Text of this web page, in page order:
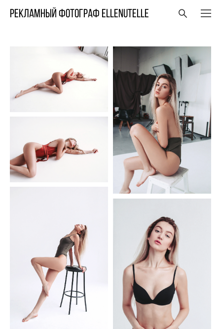
Рекламный фотограф ELLENUTELLE